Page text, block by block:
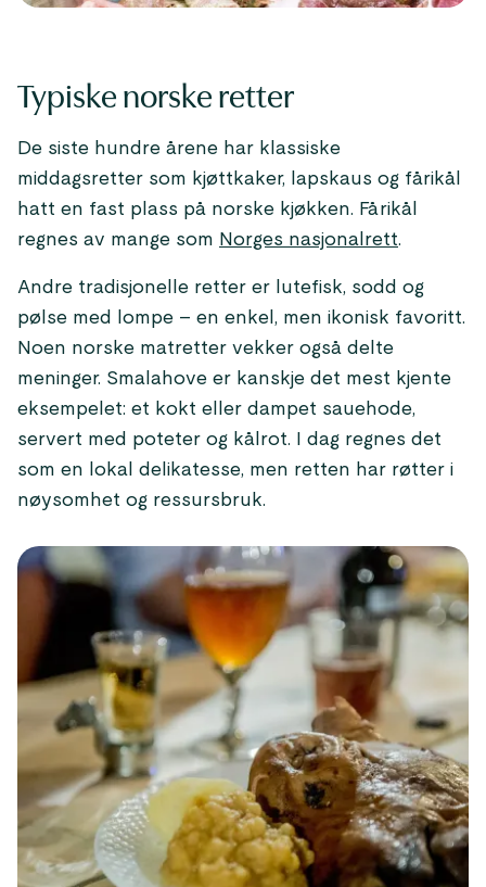
Typiske norske retter
De siste hundre årene har klassiske
middagsretter som kjøttkaker, lapskaus og fårikål
hatt en fast plass på norske kjøkken. Fårikål
regnes av mange som Norges nasjonalrett.
Andre tradisjonelle retter er lutefisk, sodd og
pølse med lompe – en enkel, men ikonisk favoritt.
Noen norske matretter vekker også delte
meninger. Smalahove er kanskje det mest kjente
eksempelet: et kokt eller dampet sauehode,
servert med poteter og kålrot. I dag regnes det
som en lokal delikatesse, men retten har røtter i
nøysomhet og ressursbruk.